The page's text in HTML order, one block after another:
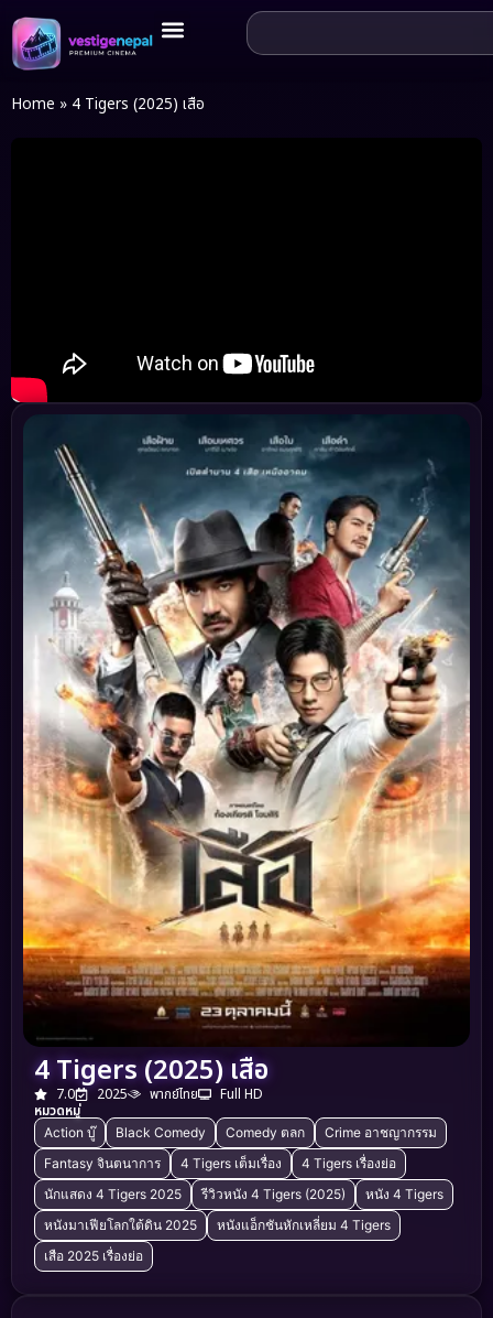
Home » 4 Tigers (2025) เสือ
4 Tigers (2025) เสือ
7.0 2025 พากย์ไทย
Full HD
หมวดหมู่
Action บู๊ Black Comedy Comedy ตลก
Crime อาชญากรรม
Fantasy จินตนาการ
4 Tigers เต็มเรื่อง
4 Tigers เรื่องย่อ
นักแสดง 4 Tigers 2025
รีวิวหนัง 4 Tigers (2025)
หนัง 4 Tigers
หนังมาเฟียโลกใต้ดิน 2025
หนังแอ็กชันหักเหลี่ยม 4 Tigers
เสือ 2025 เรื่องย่อ